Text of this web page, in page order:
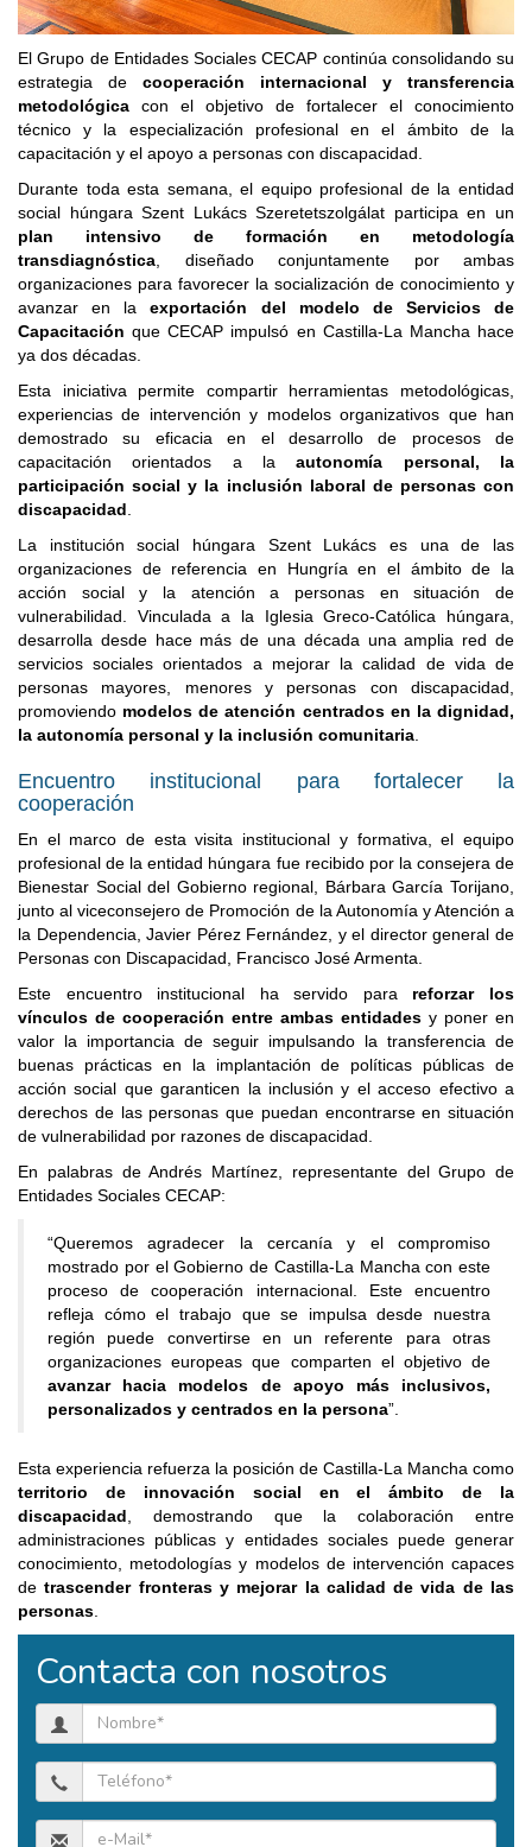
El Grupo de Entidades Sociales CECAP continúa consolidando su
estrategia de cooperación internacional y transferencia
metodológica con el objetivo de fortalecer el conocimiento
técnico y la especialización profesional en el ámbito de la
capacitación y el apoyo a personas con discapacidad.
Durante toda esta semana, el equipo profesional de la entidad
social húngara Szent Lukács Szeretetszolgálat participa en un
plan intensivo de formación en metodología
transdiagnóstica , diseñado conjuntamente por ambas
organizaciones para favorecer la socialización de conocimiento y
avanzar en laexportación del modelo de Servicios de
Capacitación que CECAP impulsó en Castilla-La Mancha hace
ya dos décadas.
Esta iniciativa permite compartir herramientas metodológicas,
experiencias de intervención y modelos organizativos que han
demostrado su eficacia en el desarrollo de procesos de
capacitación orientados a laautonomía personal, la
participación social y la inclusión laboral de personas con
discapacidad
La institución social húngara Szent Lukács es una de las
organizaciones de referencia en Hungría en el ámbito de la
acción social y la atención a personas en situación de
vulnerabilidad. Vinculada a la Iglesia Greco-Católica húngara,
desarrolla desde hace más de una década una amplia red de
servicios sociales orientados a mejorar la calidad de vida de
personas mayores, menores y personas con discapacidad,
promoviendo modelos de atención centrados en la dignidad,
la autonomía personal y la inclusión comunitaria
Encuentro institucional para fortalecer la
cooperación
En el marco de esta visita institucional y formativa, el equipo
profesional de la entidad húngara fue recibido por la consejera de
Bienestar Social del Gobierno regional, Bárbara García Torijano,
junto al viceconsejero de Promoción de la Autonomía y Atención a
la Dependencia, Javier Pérez Fernández, y el director general de
Personas con Discapacidad, Francisco José Armenta.
Este encuentro institucional ha servido para reforzar los
vínculos de cooperación entre ambas entidades y poner en
valor la importancia de seguir impulsando la transferencia de
buenas prácticas en la implantación de políticas públicas de
acción social que garanticen la inclusión y el acceso efectivo a
derechos de las personas que puedan encontrarse en situación
de vulnerabilidad por razones de discapacidad.
En palabras de Andrés Martínez, representante del Grupo de
Entidades Sociales CECAP:
“Queremos agradecer la cercanía y el compromiso
mostrado por el Gobierno de Castilla-La Mancha con este
proceso de cooperación internacional. Este encuentro
refleja cómo el trabajo que se impulsa desde nuestra
región puede convertirse en un referente para otras
organizaciones europeas que comparten el objetivo de
avanzar hacia modelos de apoyo más inclusivos,
personalizados y centrados en la persona”.
Esta experiencia refuerza la posición de Castilla-La Mancha como
territorio de innovación social en el ámbito de la
discapacidad , demostrando que la colaboración entre
administraciones públicas y entidades sociales puede generar
conocimiento, metodologías y modelos de intervención capaces
detrascender fronteras y mejorar la calidad de vida de las
personas
Contacta con nosotros